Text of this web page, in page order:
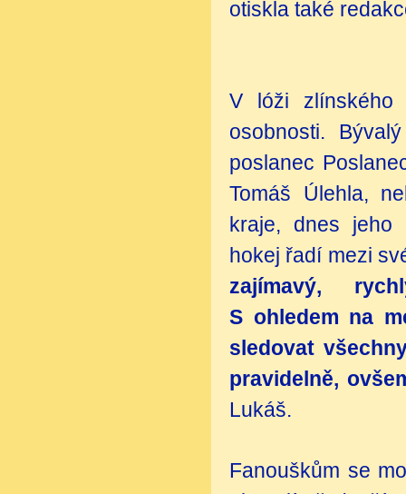
otiskla také
V lóži zlínského
osobnosti.
poslanec
Tomáš Úlehla,
kraje, dnes jeho
hokej řadí mezi
zajímavý,
S ohledem na
sledovat
pravidelně,
Lukáš.
Fanouškům se